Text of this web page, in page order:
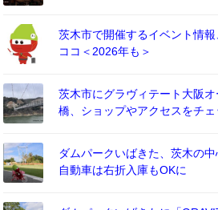
茨木市で開催するイベント情
ココ＜2026年も＞
茨木市にグラヴィテート大阪
橋、ショップやアクセスをチェ
ダムパークいばきた、茨木の
自動車は右折入庫もOKに